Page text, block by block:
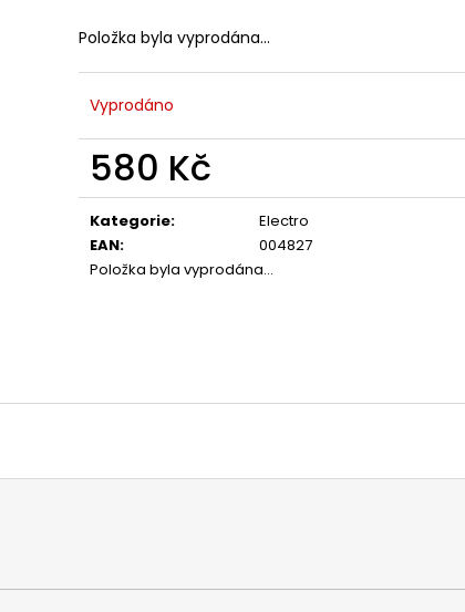
Položka byla vyprodána…
Vyprodáno
580 Kč
Měrná
cena:
Kategorie:
Electro
EAN:
004827
Položka byla vyprodána…